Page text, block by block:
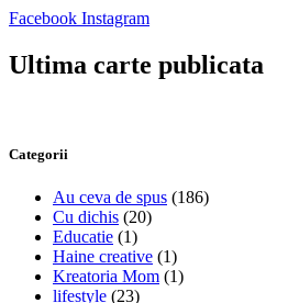
Facebook Instagram
Ultima carte publicata
Categorii
Au ceva de spus (186)
Cu dichis (20)
Educatie (1)
Haine creative (1)
Kreatoria Mom (1)
lifestyle (23)